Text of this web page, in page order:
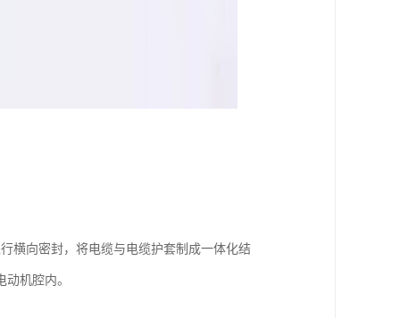
横向密封，将电缆与电缆护套制成一体化结
机腔内。